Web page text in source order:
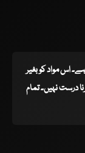
ہے۔ اس مواد کو بغیر
درست نہیں۔ تمام